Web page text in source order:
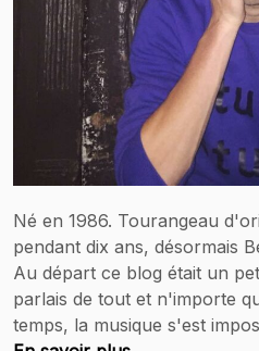
Né en 1986. Tourangeau
pendant dix ans, désormais
Au départ ce blog était un
parlais de tout et n'importe
temps, la musique s'est